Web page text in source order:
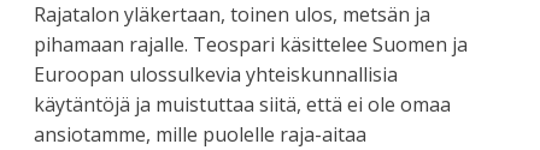
Rajatalon yläkertaan, toinen ulos, metsän ja
pihamaan rajalle. Teospari käsittelee Suomen ja
Euroopan ulossulkevia yhteiskunnallisia
käytäntöjä ja muistuttaa siitä, että ei ole omaa
ansiotamme, mille puolelle raja-aitaa